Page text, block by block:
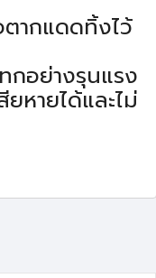
ตากแดดทิ้งไว้
กอย่างรุนแรง
ยหายได้และไม่